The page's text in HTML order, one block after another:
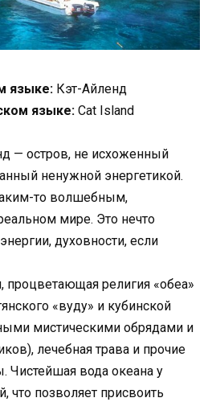
языке: Кэт-Айленд
языке: Cat Island
— остров, не исхоженный
ненужной энергетикой.
то волшебным,
мире. Это нечто
духовности, если
процветающая религия «обеа»
«вуду» и кубинской
мистическими обрядами и
лечебная трава и прочие
Чистейшая вода океана у
что позволяет присвоить